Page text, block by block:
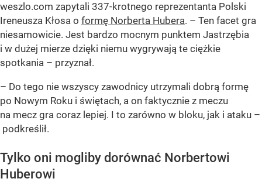
weszlo.com zapytali 337-krotnego reprezentanta Polski
Ireneusza Kłosa o formę Norberta Hubera. – Ten facet gra
niesamowicie. Jest bardzo mocnym punktem Jastrzębia
i w dużej mierze dzięki niemu wygrywają te ciężkie
spotkania – przyznał.
– Do tego nie wszyscy zawodnicy utrzymali dobrą formę
po Nowym Roku i świętach, a on faktycznie z meczu
na mecz gra coraz lepiej. I to zarówno w bloku, jak i ataku –
podkreślił.
Tylko oni mogliby dorównać Norbertowi
Huberowi